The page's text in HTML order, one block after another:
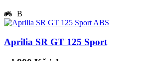
B
Aprilia SR GT 125 Sport